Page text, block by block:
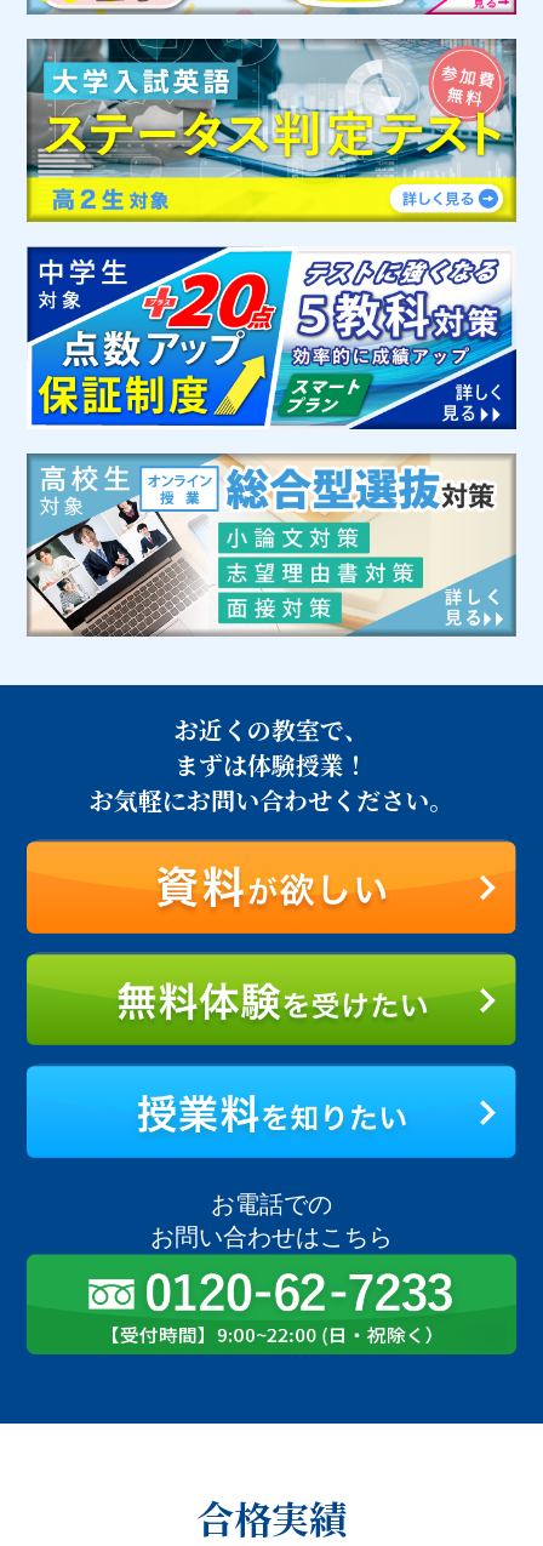
お近くの教室で、
まずは体験授業！
お気軽にお問い合わせください。
お電話での
お問い合わせはこちら
合格実績